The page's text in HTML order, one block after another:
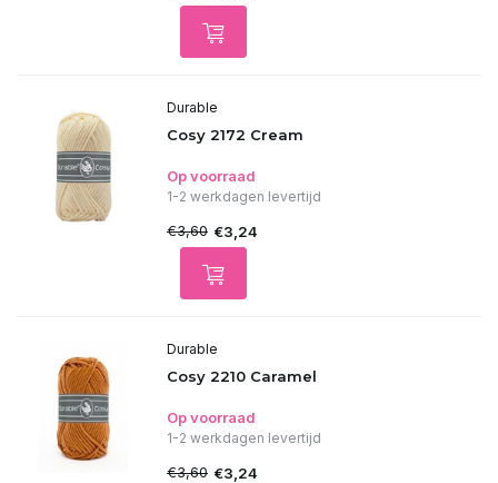
Durable
Cosy 2172 Cream
Op voorraad
1-2 werkdagen levertijd
€3,60 €3,24
Durable
Cosy 2210 Caramel
Op voorraad
1-2 werkdagen levertijd
€3,60 €3,24